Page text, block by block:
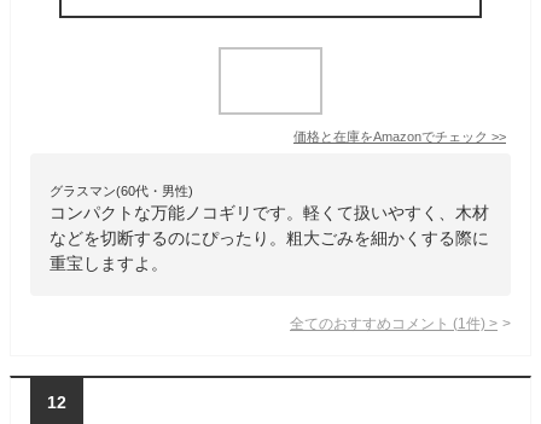
価格と在庫をAmazonでチェック >>
グラスマン(60代・男性)
コンパクトな万能ノコギリです。軽くて扱いやすく、木材
などを切断するのにぴったり。粗大ごみを細かくする際に
重宝しますよ。
全てのおすすめコメント (1 件) >
12